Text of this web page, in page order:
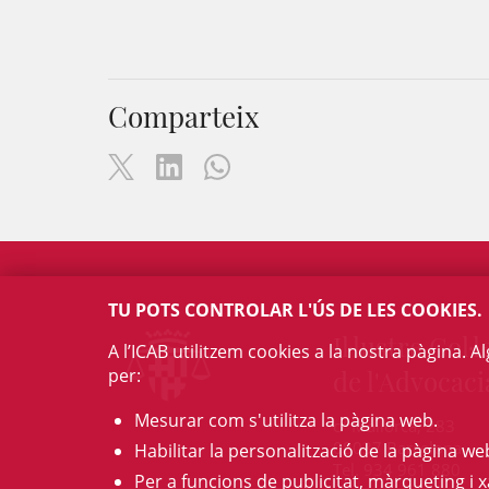
Comparteix
Il·lustre
c/ Mallorca, 283
08037 Barcelona
Tel. 934 961 880
TU POTS CONTROLAR L'ÚS DE LES COOKIES.
A l’ICAB utilitzem cookies a la nostra
per:
Mesurar com s'utilitza la pàgina web.
Habilitar la personalització de la pàgina
Per a funcions de publicitat, màrqueting i